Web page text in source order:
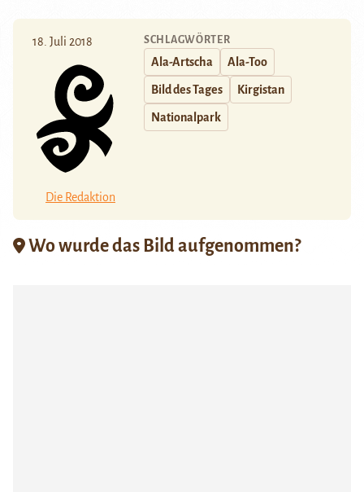
18. Juli 2018
Die Redaktion
SCHLAGWÖRTER
Ala-Artscha Ala-Too
Bild des Tages Kirgistan
Nationalpark
Wo wurde das Bild aufgenommen?